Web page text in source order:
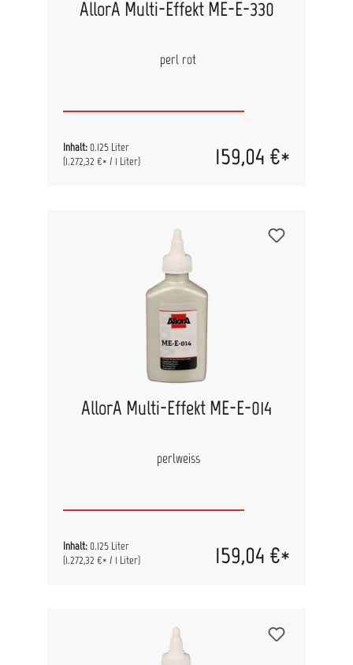
AllorA Multi-Effekt ME-E-330
perl rot
Inhalt: 0.125 Liter
(1.272,32 €* / 1 Liter)
159,04 €*
AllorA Multi-Effekt ME-E-014
perlweiss
Inhalt: 0.125 Liter
(1.272,32 €* / 1 Liter)
159,04 €*